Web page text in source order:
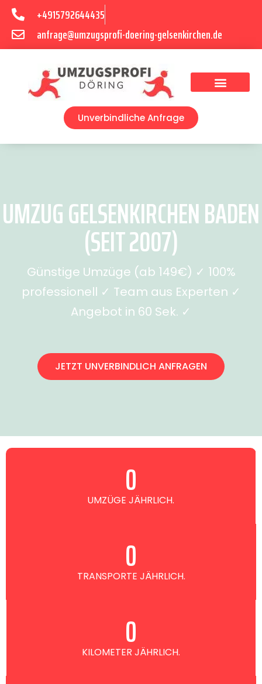
+4915792644435
anfrage@umzugsprofi-doering-gelsenkirchen.de
Unverbindliche Anfrage
UMZUG GELSENKIRCHEN BADEN
(SEIT 2007)
Günstige Umzüge (ab 149€) ✓ 100%
professionell ✓ Team aus Experten ✓
Angebot in 60 Sek. ✓
JETZT UNVERBINDLICH ANFRAGEN
UMZÜGE JÄHRLICH.
0
TRANSPORTE JÄHRLICH.
0
KILOMETER JÄHRLICH.
0